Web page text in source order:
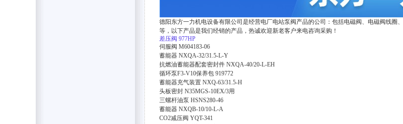
德阳东方一力机电设备有限公司是经营电厂电站泵阀产品的公司：包括电磁阀、电磁阀线
等，以下产品是我们经销的产品，热诚欢迎新老客户来电咨询采购！
差压阀 977HP
伺服阀 M604183-06
蓄能器 NXQA-32/31.5-L-Y
抗燃油蓄能器配套密封件 NXQA-40/20-L-EH
循环泵F3-V10保养包 919772
蓄能器充气装置 NXQ-63/31.5-H
头板密封 N35MGS-10EX/3用
三螺杆油泵 HSNS280-46
蓄能器 NXQB-10/10-L-A
CO2减压阀 YQT-341